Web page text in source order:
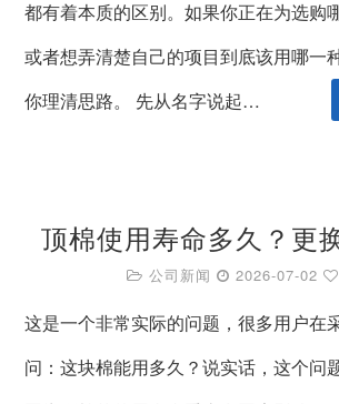
都有着本质的区别。如果你正在为选购
或者想弄清楚自己的项目到底该用哪一
你理清思路。 先从名字说起…
顶棉使用寿命多久？更
公司新闻 2026-07-02
这是一个非常实际的问题，很多用户在
问：这块棉能用多久？说实话，这个问